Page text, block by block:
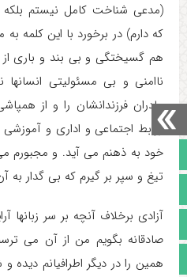
صفحه نخست
تالار گفتمان
آپارات
اینستاگرام
(مدعی شناخت کامل نیستم
که دارم) در برخورد با این کلمه
هم گسیختگی و بی بند و باری
ناامنی و بی مسئولیتی
مادران فرزندانشان را و از
روابط اجتماعی و اداری و
خود به ذهنم می آید. و مجبورم
تیغ و سپر بر گیرم که بی گدار به
آزادی برخلاف آنچه بر سر زبانها
صادقانه بگویم من از آن می
همین را در دیگر اطرافیانم دیده